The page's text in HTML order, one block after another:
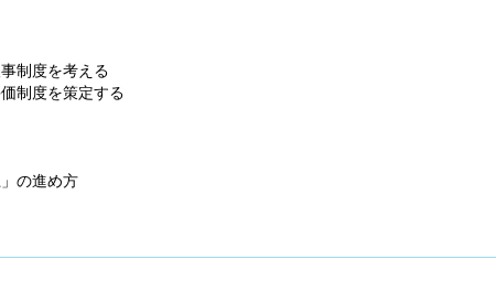
制度を考える
制度を策定する
の進め方